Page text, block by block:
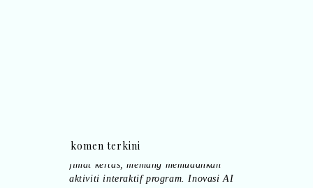
komen terkini
realiti mencipta permainan
aktiviti interaktif program. Inovasi AI
dan teknologi digital terbaik!”